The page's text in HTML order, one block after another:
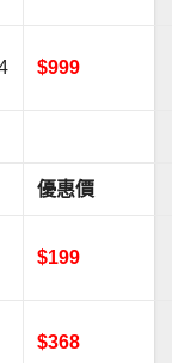
$999
優惠價
$199
$368